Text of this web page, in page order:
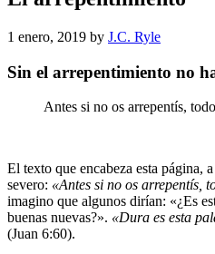
1 enero, 2019 by J.C. Ryle
Sin el arrepentimiento no
Antes si no os arrepentís,
El texto que encabeza esta página,
severo: «Antes si no os arrepentís,
imagino que algunos dirían: «¿Es
buenas nuevas?». «Dura es esta
(Juan 6:60).